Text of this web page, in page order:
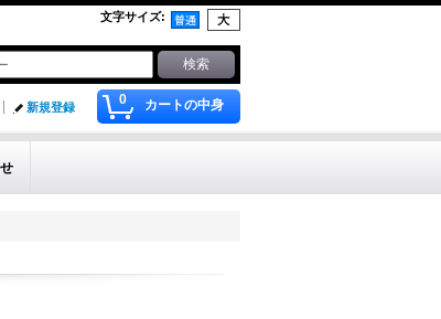
文字サイズ:
0 カートの中身
新規登録